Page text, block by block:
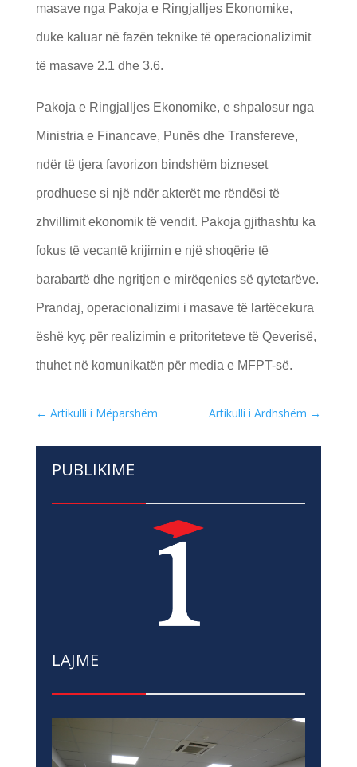
masave nga Pakoja e Ringjalljes Ekonomike,
duke kaluar nё fazёn teknike tё operacionalizimit
tё masave 2.1 dhe 3.6.
Pakoja e Ringjalljes Ekonomike, e shpalosur nga
Ministria e Financave, Punёs dhe Transfereve,
ndër të tjera favorizon bindshëm bizneset
prodhuese si një ndër akterët me rëndësi të
zhvillimit ekonomik të vendit. Pakoja gjithashtu ka
fokus të vecantë krijimin e një shoqërie të
barabartë dhe ngritjen e mirëqenies së qytetarëve.
Prandaj, operacionalizimi i masave të lartëcekura
ëshë kyç për realizimin e pritoriteteve të Qeverisë,
thuhet në komunikatën për media e MFPT-së.
← Artikulli i Mëparshëm Artikulli i Ardhshëm →
PUBLIKIME
LAJME